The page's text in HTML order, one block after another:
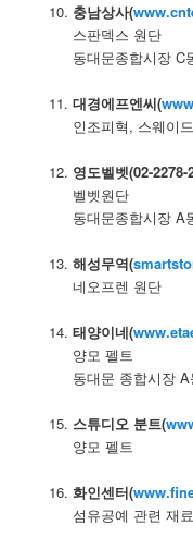
충남상사(
스판덱스 원단
동대문종합시장 C
대경에프엔씨(
인조피혁, 스웨이드
영도벨벳(02-2278-
벨벳원단
동대문종합시장 A
해성무역(
네오프렌 원단
태양이네(
양모 펠트
동대문 종합시장
스튜디오 분트(
양모 펠트
화인센터(
섬유공예 관련 재